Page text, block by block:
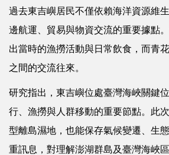
過去東吉嶼居民不僅依賴海洋資源維
邊航運、貿易與物資交流的重要據點
出當時的漁撈活動與日常飲食，而青
之間的交流往來。
研究指出，東吉嶼位處臺灣海峽關鍵
行、漁撈與人群移動的重要節點。此
型離島濕地，也能保存氣候變遷、生
重訊息，對理解澎湖群島及臺灣海峽